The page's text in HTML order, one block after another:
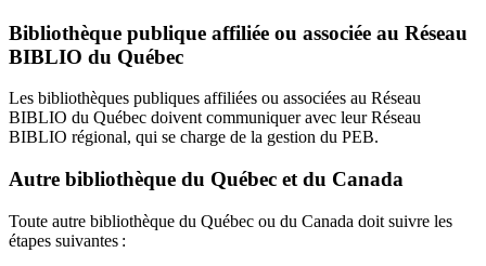
Bibliothèque publique affiliée ou associée au Réseau
BIBLIO du Québec
Les bibliothèques publiques affiliées ou associées au Réseau
BIBLIO du Québec doivent communiquer avec leur Réseau
BIBLIO régional, qui se charge de la gestion du PEB.
Autre bibliothèque du Québec et du Canada
Toute autre bibliothèque du Québec ou du Canada doit suivre les
étapes suivantes :